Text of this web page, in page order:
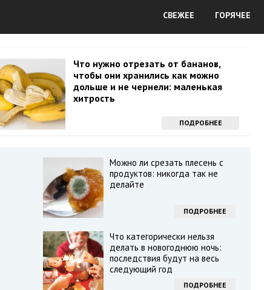
СВЕЖЕЕ ГОРЯЧЕЕ
Что нужно отрезать от бананов,
чтобы они хранились как можно
дольше и не чернели: маленькая
хитрость
ПОДРОБНЕЕ
Можно ли срезать плесень с
продуктов: никогда так не
делайте
ПОДРОБНЕЕ
Что категорически нельзя
делать в новогоднюю ночь:
последствия будут на весь
следующий год
ПОДРОБНЕЕ